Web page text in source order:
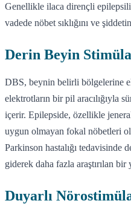
Genellikle ilaca dirençli epilepsili
vadede nöbet sıklığını ve
Derin Beyin
DBS, beynin belirli bölgelerine
elektrotların bir pil aracılığıyla
içerir. Epilepside, özellikle
uygun olmayan fokal nöbetleri
Parkinson hastalığı tedavisinde
giderek daha fazla araştırılan bir
Duyarlı